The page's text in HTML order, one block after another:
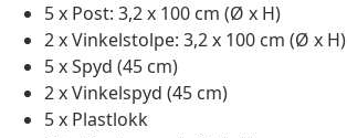
5 x Post: 3,2 x 100 cm (Ø x H)
2 x Vinkelstolpe: 3,2 x 100 cm (Ø x H)
5 x Spyd (45 cm)
2 x Vinkelspyd (45 cm)
5 x Plastlokk